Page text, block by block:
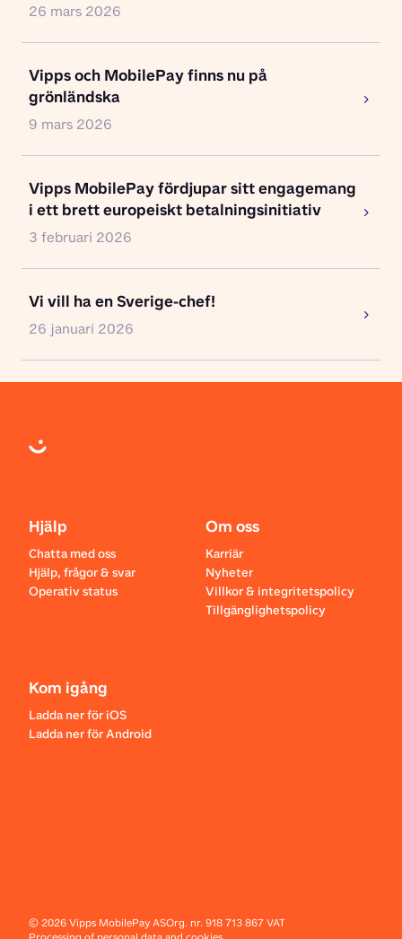
26 mars 2026
Vipps och MobilePay finns nu på
grönländska
9 mars 2026
Vipps MobilePay fördjupar sitt engagemang
i ett brett europeiskt betalningsinitiativ
3 februari 2026
Vi vill ha en Sverige-chef!
26 januari 2026
Hjälp
Chatta med oss
Hjälp, frågor & svar
Operativ status
Om oss
Karriär
Nyheter
Villkor & integritetspolicy
Tillgänglighetspolicy
Kom igång
Ladda ner för iOS
Ladda ner för Android
©2026Vipps MobilePay ASOrg. nr. 918 713 867 VAT